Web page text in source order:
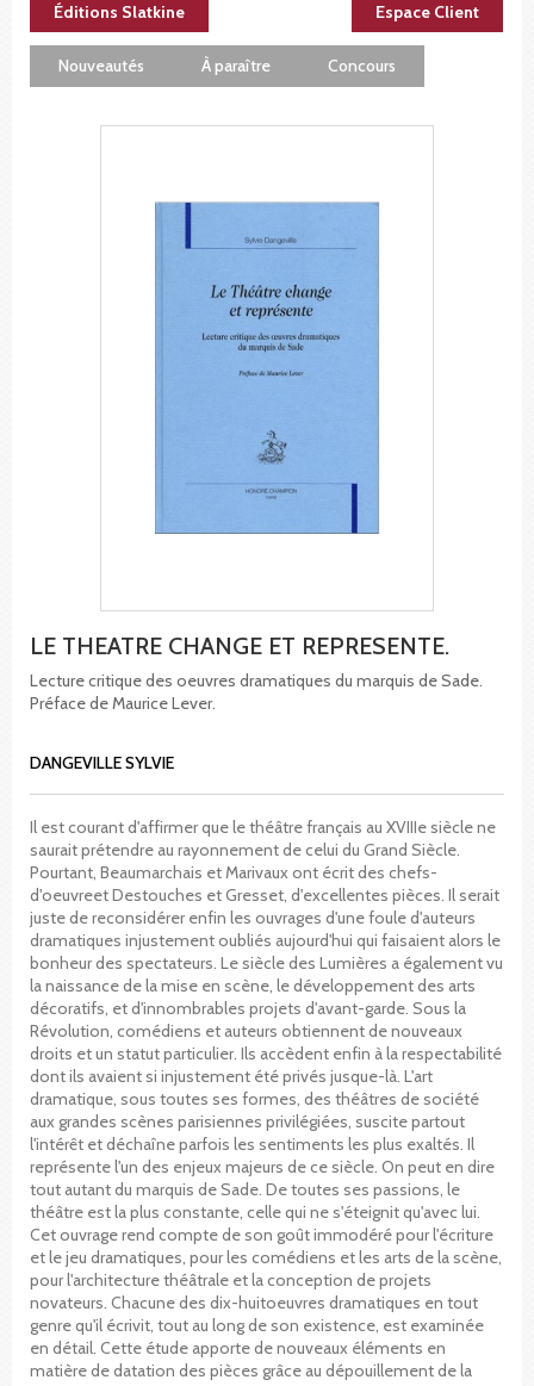
Éditions Slatkine Espace Client
Nouveautés À paraître Concours
LE THEATRE CHANGE ET REPRESENTE.
Lecture critique des oeuvres dramatiques du marquis de Sade.
Préface de Maurice Lever.
DANGEVILLE SYLVIE
Il est courant d'affirmer que le théâtre français au XVIIIe siècle ne
saurait prétendre au rayonnement de celui du Grand Siècle.
Pourtant, Beaumarchais et Marivaux ont écrit des chefs-
d'oeuvreet Destouches et Gresset, d'excellentes pièces. Il serait
juste de reconsidérer enfin les ouvrages d'une foule d'auteurs
dramatiques injustement oubliés aujourd'hui qui faisaient alors le
bonheur des spectateurs. Le siècle des Lumières a également vu
la naissance de la mise en scène, le développement des arts
décoratifs, et d'innombrables projets d'avant-garde. Sous la
Révolution, comédiens et auteurs obtiennent de nouveaux
droits et un statut particulier. Ils accèdent enfin à la respectabilité
dont ils avaient si injustement été privés jusque-là. L'art
dramatique, sous toutes ses formes, des théâtres de société
aux grandes scènes parisiennes privilégiées, suscite partout
l'intérêt et déchaîne parfois les sentiments les plus exaltés. Il
représente l'un des enjeux majeurs de ce siècle. On peut en dire
tout autant du marquis de Sade. De toutes ses passions, le
théâtre est la plus constante, celle qui ne s'éteignit qu'avec lui.
Cet ouvrage rend compte de son goût immodéré pour l'écriture
et le jeu dramatiques, pour les comédiens et les arts de la scène,
pour l'architecture théâtrale et la conception de projets
novateurs. Chacune des dix-huitoeuvres dramatiques en tout
genre qu'il écrivit, tout au long de son existence, est examinée
en détail. Cette étude apporte de nouveaux éléments en
matière de datation des pièces grâce au dépouillement de la